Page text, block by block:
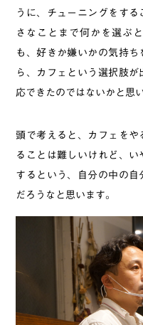
うに、チューニングをす
さなことまで何かを選ぶ
も、好きか嫌いかの気持
ら、カフェという選択肢
応できたのではないかと思い
頭で考えると、カフェを
ることは難しいけれど、
するという、自分の中の
だろうなと思います。